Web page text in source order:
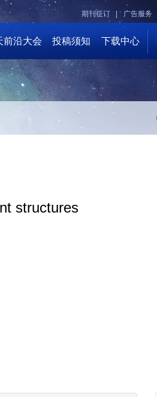
广告服务 |
期刊征订 |
前沿大会 投稿须知 下载中心
structures